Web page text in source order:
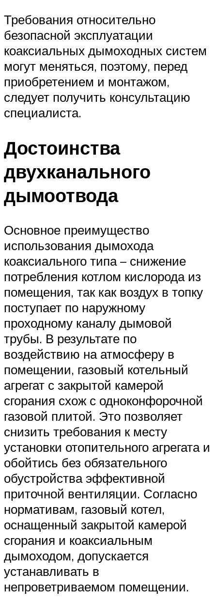
Требования относительно
безопасной эксплуатации
коаксиальных дымоходных систем
могут меняться, поэтому, перед
приобретением и монтажом,
следует получить консультацию
специалиста.
Достоинства
двухканального
дымоотвода
Основное преимущество
использования дымохода
коаксиального типа – снижение
потребления котлом кислорода из
помещения, так как воздух в топку
поступает по наружному
проходному каналу дымовой
трубы. В результате по
воздействию на атмосферу в
помещении, газовый котельный
агрегат с закрытой камерой
сгорания схож с одноконфорочной
газовой плитой. Это позволяет
снизить требования к месту
установки отопительного агрегата и
обойтись без обязательного
обустройства эффективной
приточной вентиляции. Согласно
нормативам, газовый котел,
оснащенный закрытой камерой
сгорания и коаксиальным
дымоходом, допускается
устанавливать в
непроветриваемом помещении.